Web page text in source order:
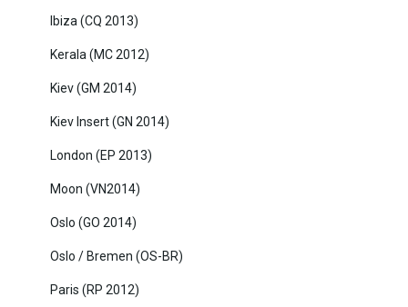
Ibiza (CQ 2013)
Kerala (MC 2012)
Kiev (GM 2014)
Kiev Insert (GN 2014)
London (EP 2013)
Moon (VN2014)
Oslo (GO 2014)
Oslo / Bremen (OS-BR)
Paris (RP 2012)